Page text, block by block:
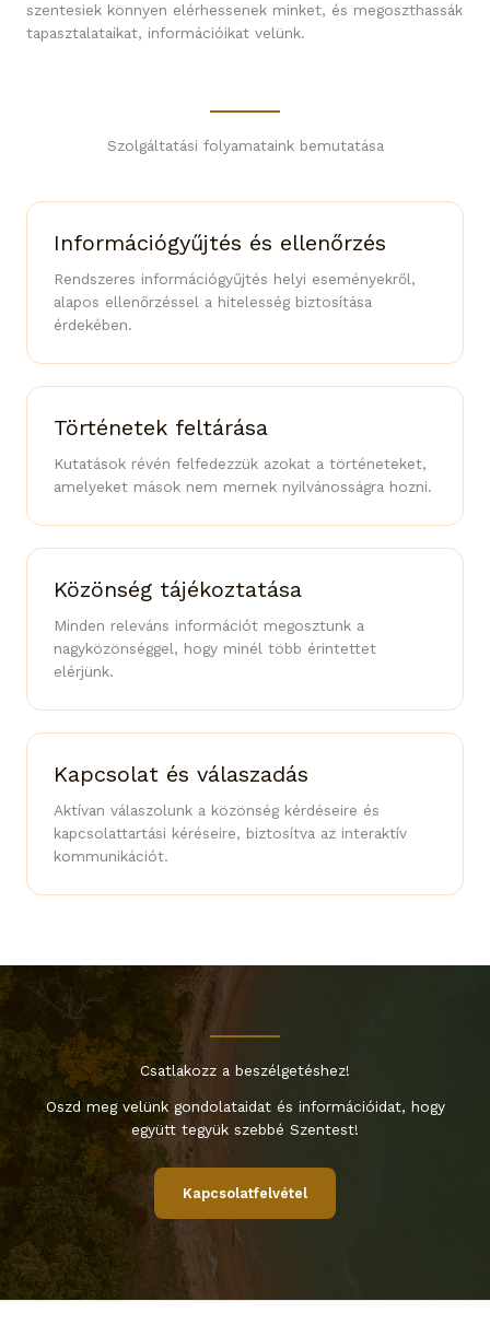
szentesiek könnyen elérhessenek minket, és megoszthassák
tapasztalataikat, információikat velünk.
Szolgáltatási folyamataink bemutatása
Információgyűjtés és ellenőrzés
Rendszeres információgyűjtés helyi eseményekről,
alapos ellenőrzéssel a hitelesség biztosítása
érdekében.
Történetek feltárása
Kutatások révén felfedezzük azokat a történeteket,
amelyeket mások nem mernek nyilvánosságra hozni.
Közönség tájékoztatása
Minden releváns információt megosztunk a
nagyközönséggel, hogy minél több érintettet
elérjünk.
Kapcsolat és válaszadás
Aktívan válaszolunk a közönség kérdéseire és
kapcsolattartási kéréseire, biztosítva az interaktív
kommunikációt.
Csatlakozz a beszélgetéshez!
Oszd meg velünk gondolataidat és információidat, hogy
együtt tegyük szebbé Szentest!
Kapcsolatfelvétel